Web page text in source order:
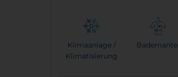
Klimaanlage /
Klimatisierung
Bademantel